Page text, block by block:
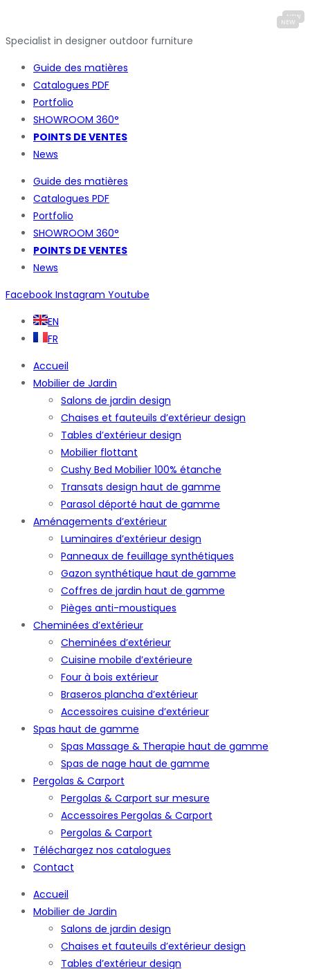
Specialist in designer outdoor furniture
Guide des matières
Catalogues PDF
Portfolio
SHOWROOM 360°
POINTS DE VENTES
News
Guide des matières
Catalogues PDF
Portfolio
SHOWROOM 360°
POINTS DE VENTES
News
Facebook Instagram Youtube
EN
FR
Accueil
Mobilier de Jardin
Salons de jardin design
Chaises et fauteuils d’extérieur design
Tables d’extérieur design
Mobilier flottant
Cushy Bed Mobilier 100% étanche
Transats design haut de gamme
Parasol déporté haut de gamme
Aménagements d’extérieur
Luminaires d’extérieur design
Panneaux de feuillage synthétiques
Gazon synthétique haut de gamme
Coffres de jardin haut de gamme
Pièges anti-moustiques
Cheminées d’extérieur
Cheminées d’extérieur
Cuisine mobile d’extérieure
Four à bois extérieur
Braseros plancha d’extérieur
Accessoires cuisine d’extérieur
Spas haut de gamme
Spas Massage & Therapie haut de gamme
Spas de nage haut de gamme
Pergolas & Carport
Pergolas & Carport sur mesure
Accessoires Pergolas & Carport
Pergolas & Carport
Téléchargez nos catalogues
Contact
Accueil
Mobilier de Jardin
Salons de jardin design
Chaises et fauteuils d’extérieur design
Tables d’extérieur design